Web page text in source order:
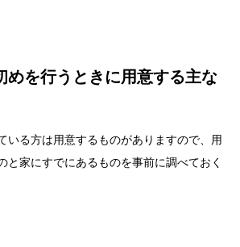
めを行うときに用意する主な
いる方は用意するものがありますので、用
と家にすでにあるものを事前に調べておく